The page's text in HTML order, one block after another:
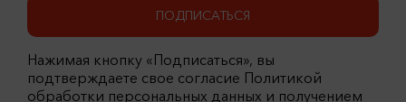
ПОДПИСАТЬСЯ
Нажимая кнопку «Подписаться», вы
подтверждаете свое согласие Политикой
обработки персональных данных и получением